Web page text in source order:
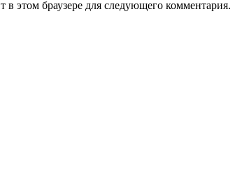
этом браузере для следующего комментария.